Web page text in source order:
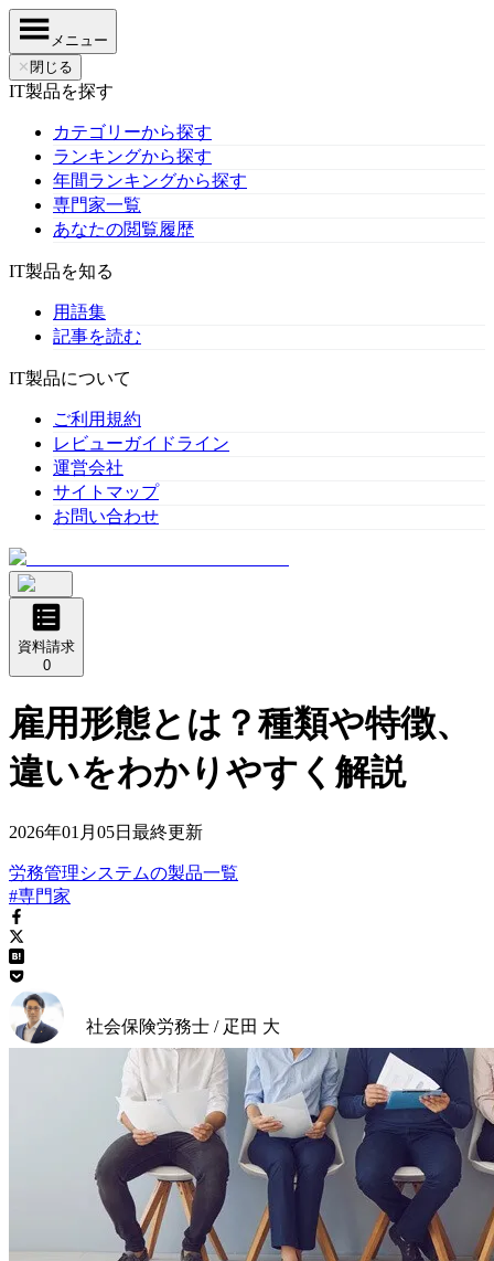
メニュー
✕ 閉じる
IT製品を探す
カテゴリーから探す
ランキングから探す
年間ランキングから探す
専門家一覧
あなたの閲覧履歴
IT製品を知る
用語集
記事を読む
IT製品について
ご利用規約
レビューガイドライン
運営会社
サイトマップ
お問い合わせ
資料請求
0
雇用形態とは？種類や特徴、
違いをわかりやすく解説
2026年01月05日 最終更新
労務管理システムの製品一覧
#専門家
社会保険労務士 / 疋田 大